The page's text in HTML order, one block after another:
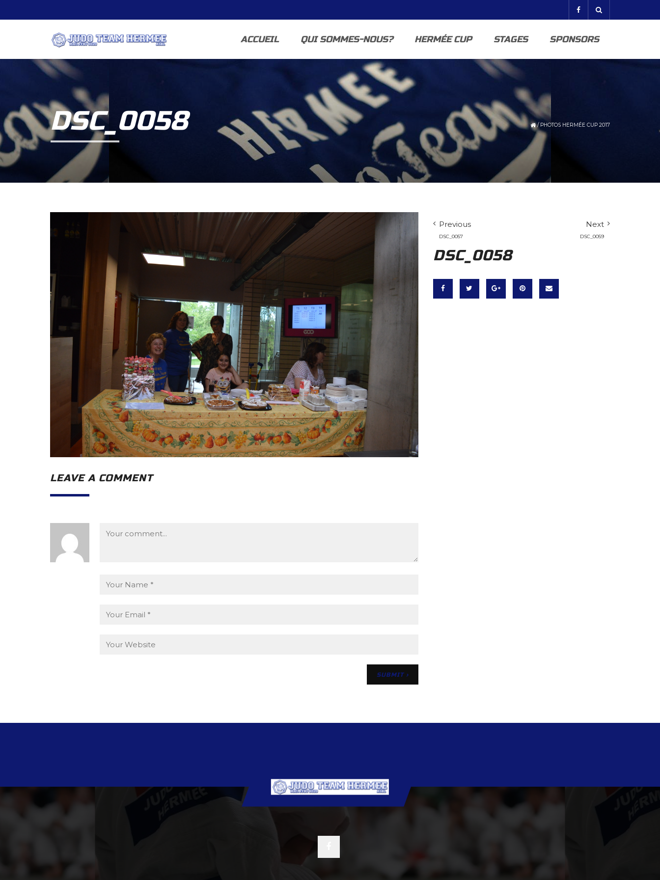
ACCUEIL QUI SOMMES-NOUS? HERMÉE CUP STAGES SPONSORS
DSC_0058 / PHOTOS HERMÉE CUP 2017
LEAVE A COMMENT
Previous
DSC_0057
Next
DSC_0059
DSC_0058